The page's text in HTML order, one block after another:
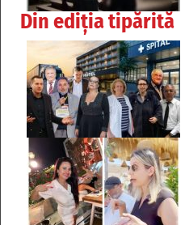
Din ediția tipărită